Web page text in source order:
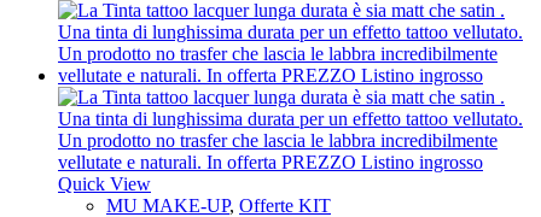
Quick View
MU MAKE-UP, Offerte KIT